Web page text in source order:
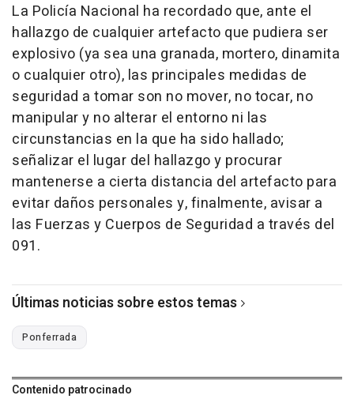
La Policía Nacional ha recordado que, ante el
hallazgo de cualquier artefacto que pudiera ser
explosivo (ya sea una granada, mortero, dinamita
o cualquier otro), las principales medidas de
seguridad a tomar son no mover, no tocar, no
manipular y no alterar el entorno ni las
circunstancias en la que ha sido hallado;
señalizar el lugar del hallazgo y procurar
mantenerse a cierta distancia del artefacto para
evitar daños personales y, finalmente, avisar a
las Fuerzas y Cuerpos de Seguridad a través del
091.
Últimas noticias sobre estos temas
Ponferrada
Contenido patrocinado